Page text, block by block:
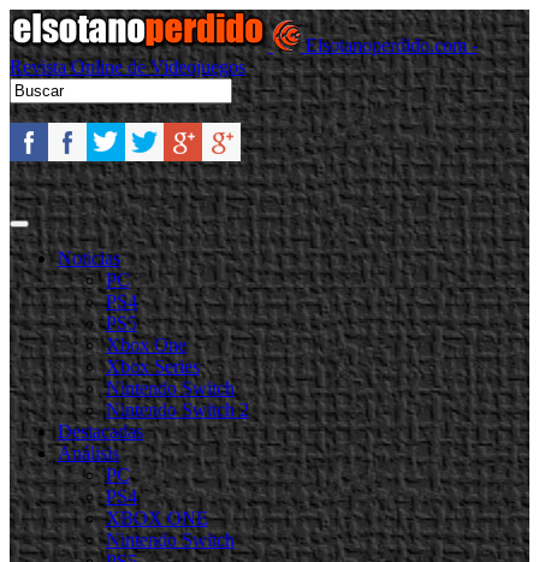
Elsotanoperdido.com -
Revista Online de Videojuegos
Noticias
PC
PS4
PS5
Xbox One
Xbox Series
Nintendo Switch
Nintendo Switch 2
Destacadas
Análisis
PC
PS4
XBOX ONE
Nintendo Switch